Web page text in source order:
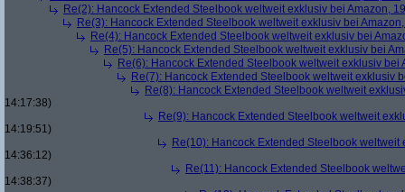
Re(2): Hancock Extended Steelbook weltweit exklusiv bei Amazon,
Re(3): Hancock Extended Steelbook weltweit exklusiv bei
Re(4): Hancock Extended Steelbook weltweit exklusiv bei
Re(5): Hancock Extended Steelbook weltweit exklusiv bei
Re(6): Hancock Extended Steelbook weltweit exklusiv bei
Re(7): Hancock Extended Steelbook weltweit exklusiv
Re(8): Hancock Extended Steelbook weltweit
14:17:38)
Re(9): Hancock Extended Steelbook weltweit
14:19:51)
Re(10): Hancock Extended Steelbook weltweit
14:36:12)
Re(11): Hancock Extended Steelbook
14:38:37)